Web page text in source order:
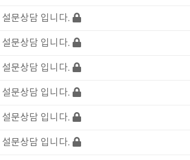
문상담 입니다.
문상담 입니다.
문상담 입니다.
문상담 입니다.
문상담 입니다.
문상담 입니다.